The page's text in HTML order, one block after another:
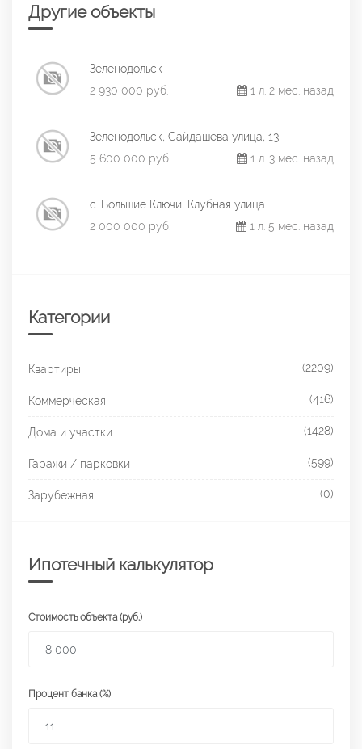
Другие объекты
Зеленодольск
2 930 000 руб.
1 л. 2 мес. назад
Зеленодольск, Сайдашева улица, 13
5 600 000 руб.
1 л. 3 мес. назад
с. Большие Ключи, Клубная улица
2 000 000 руб.
1 л. 5 мес. назад
Категории
Квартиры (2209)
Коммерческая (416)
Дома и участки (1428)
Гаражи / парковки (599)
Зарубежная (0)
Ипотечный калькулятор
Стоимость объекта (руб.)
Процент банка (%)